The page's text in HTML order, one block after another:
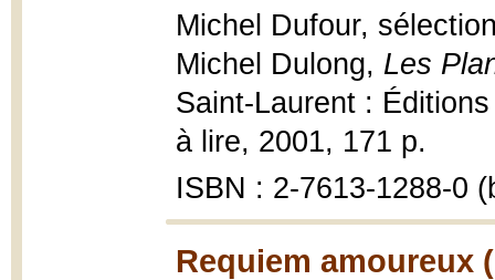
Michel Dufour,
Michel Dulong, Les
Saint-Laurent :
à lire, 2001, 171 p.
ISBN : 2-7613-1288-0
Requiem amoureux